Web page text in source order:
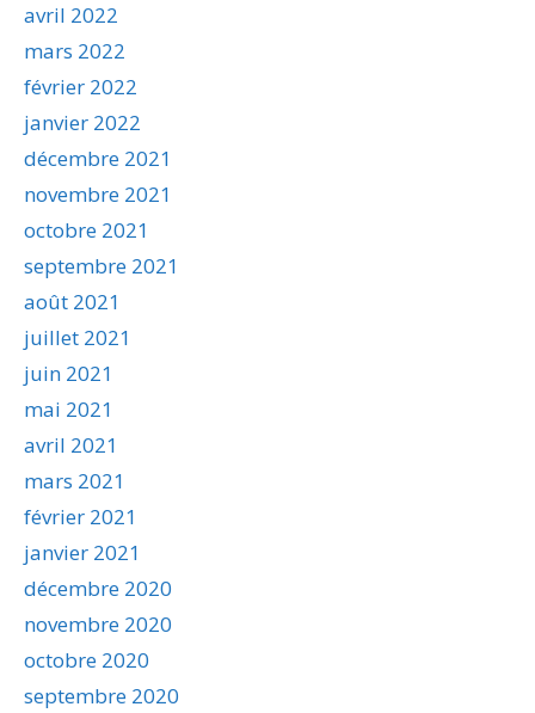
avril 2022
mars 2022
février 2022
janvier 2022
décembre 2021
novembre 2021
octobre 2021
septembre 2021
août 2021
juillet 2021
juin 2021
mai 2021
avril 2021
mars 2021
février 2021
janvier 2021
décembre 2020
novembre 2020
octobre 2020
septembre 2020